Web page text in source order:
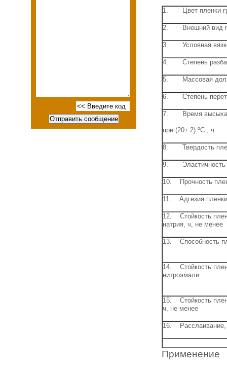
1. Цвет пленки
2. Внешний вид
3. Условная
4. Степень
5. Массовая доля
6. Степень
7. Время
при (20± 2) ºС , ч
8. Твердость
9. Эластичность
10. Прочность
11. Адгезия
12. Стойкость
натрия, ч, не менее
13. Способность
14. Стойкость
нитроэмали
15. Стойкость
ч, не менее
16. Расслаивание,
Применение